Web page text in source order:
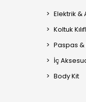
Elektrik &
Koltuk
Paspas
İç
Body Kit